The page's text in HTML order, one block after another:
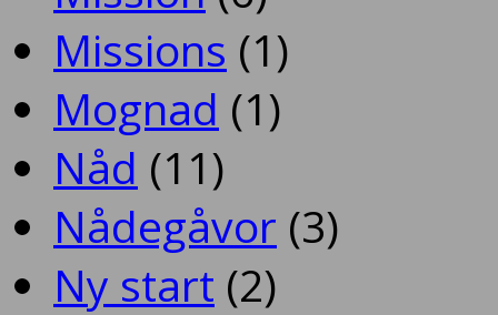
Missions (1)
Mognad (1)
Nåd (11)
Nådegåvor (3)
Ny start (2)